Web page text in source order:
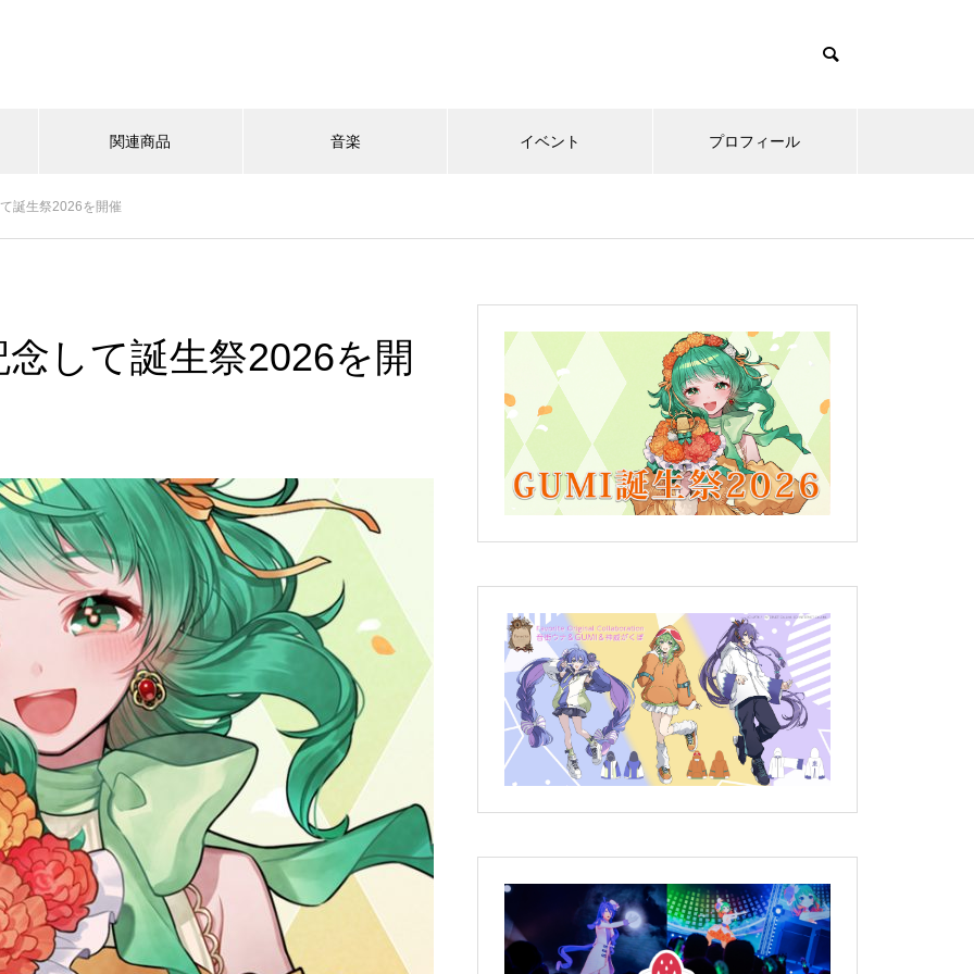
関連商品 音楽 イベント プロフィール
誕生祭2026を開催
して誕生祭2026を開